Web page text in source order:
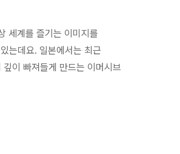
세계를 즐기는 이미지를
는데요. 일본에서는 최근
이 빠져들게 만드는 이머시브